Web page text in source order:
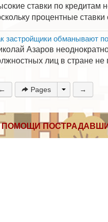
ставки по кредитам
процентные
застройщики обманывают
Азаров
лиц в стране не
← Pages →